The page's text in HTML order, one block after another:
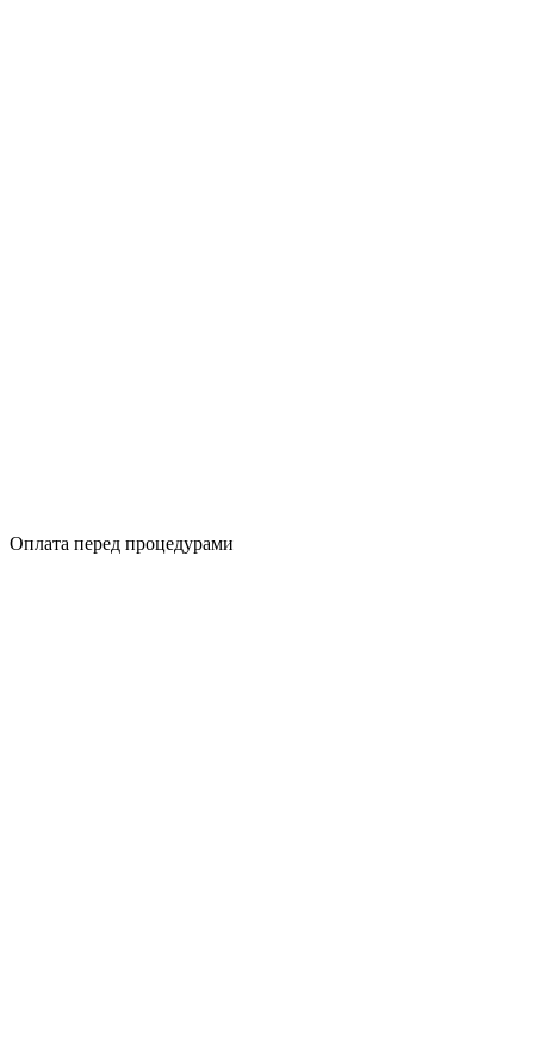
Оплата перед процедурами